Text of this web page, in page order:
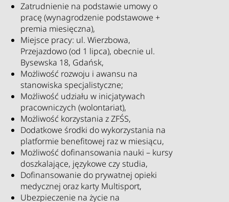
Zatrudnienie na podstawie umowy o
pracę (wynagrodzenie podstawowe +
premia miesięczna),
Miejsce pracy: ul. Wierzbowa,
Przejazdowo (od 1 lipca), obecnie ul.
Bysewska 18, Gdańsk,
Możliwość rozwoju i awansu na
stanowiska specjalistyczne;
Możliwość udziału w inicjatywach
pracowniczych (wolontariat),
Możliwość korzystania z ZFŚS,
Dodatkowe środki do wykorzystania na
platformie benefitowej raz w miesiącu,
Możliwość dofinansowania nauki – kursy
doszkalające, językowe czy studia,
Dofinansowanie do prywatnej opieki
medycznej oraz karty Multisport,
Ubezpieczenie na życie na